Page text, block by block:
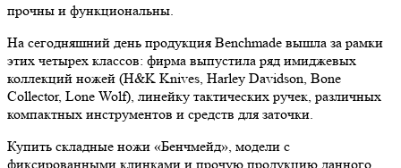
прочны и функциональны.
На сегодняшний день продукция Benchmade вышла за рамки
этих четырех классов: фирма выпустила ряд имиджевых
коллекций ножей (H&K Knives, Harley Davidson, Bone
Collector, Lone Wolf), линейку тактических ручек, различных
компактных инструментов и средств для заточки.
Купить складные ножи «Бенчмейд», модели с
фиксированными клинками и прочую продукцию данного